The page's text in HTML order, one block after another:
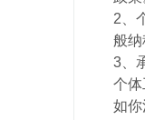
2、
般纳
3、
个体
如